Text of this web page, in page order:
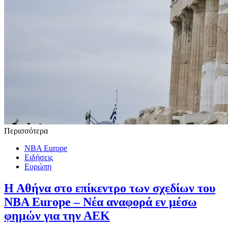
Περισσότερα
NBA Europe
Ειδήσεις
Ευρώπη
Η Αθήνα στο επίκεντρο των σχεδίων του
NBA Europe – Νέα αναφορά εν μέσω
φημών για την ΑΕΚ